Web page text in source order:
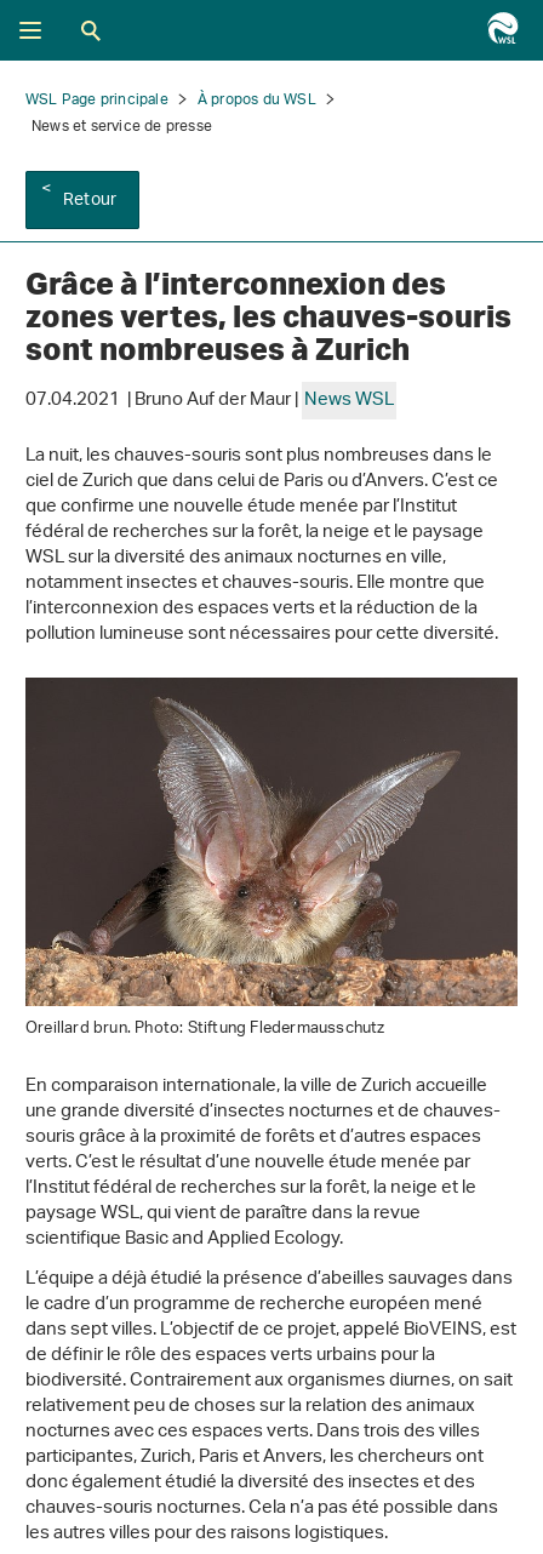
WSL Page principale
À propos du WSL
News et service de presse
Retour
Grâce à l’interconnexion des
zones vertes, les chauves-souris
sont nombreuses à Zurich
07.04.2021 | Bruno Auf der Maur |News WSL
La nuit, les chauves-souris sont plus nombreuses dans le
ciel de Zurich que dans celui de Paris ou d’Anvers. C’est ce
que confirme une nouvelle étude menée par l’Institut
fédéral de recherches sur la forêt, la neige et le paysage
WSL sur la diversité des animaux nocturnes en ville,
notamment insectes et chauves-souris. Elle montre que
l’interconnexion des espaces verts et la réduction de la
pollution lumineuse sont nécessaires pour cette diversité.
Oreillard brun. Photo: Stiftung Fledermausschutz
En comparaison internationale, la ville de Zurich accueille
une grande diversité d’insectes nocturnes et de chauves-
souris grâce à la proximité de forêts et d’autres espaces
verts. C’est le résultat d’une nouvelle étude menée par
l’Institut fédéral de recherches sur la forêt, la neige et le
paysage WSL, qui vient de paraître dans la revue
scientifique Basic and Applied Ecology.
L’équipe a déjà étudié la présence d’abeilles sauvages dans
le cadre d’un programme de recherche européen mené
dans sept villes. L’objectif de ce projet, appelé BioVEINS, est
de définir le rôle des espaces verts urbains pour la
biodiversité. Contrairement aux organismes diurnes, on sait
relativement peu de choses sur la relation des animaux
nocturnes avec ces espaces verts. Dans trois des villes
participantes, Zurich, Paris et Anvers, les chercheurs ont
donc également étudié la diversité des insectes et des
chauves-souris nocturnes. Cela n’a pas été possible dans
les autres villes pour des raisons logistiques.